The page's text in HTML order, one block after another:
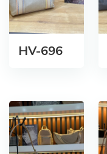
HV-696